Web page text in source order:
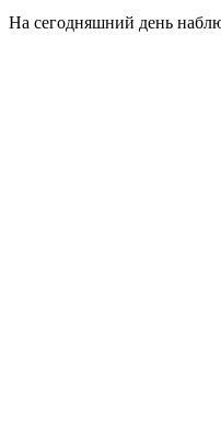
На сегодняшний день